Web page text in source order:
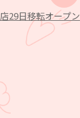
29日移転オープン